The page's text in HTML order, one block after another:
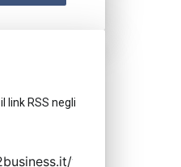
link RSS negli